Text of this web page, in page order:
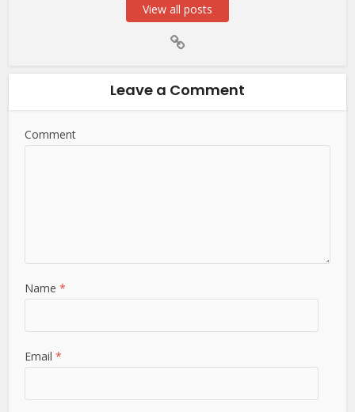
View all posts
Leave a Comment
Comment
Name*
Email*